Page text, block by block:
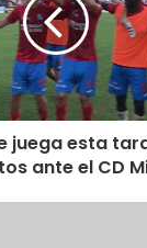
status/
juega esta
ante el CD